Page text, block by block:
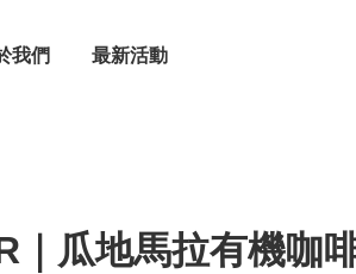
我們 最新活動
｜瓜地馬拉有機咖